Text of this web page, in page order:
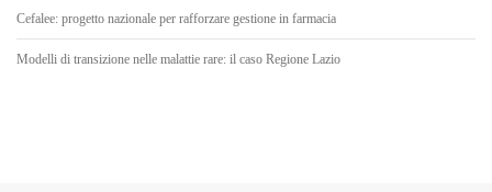
Cefalee: progetto nazionale per rafforzare gestione in farmacia
Modelli di transizione nelle malattie rare: il caso Regione Lazio